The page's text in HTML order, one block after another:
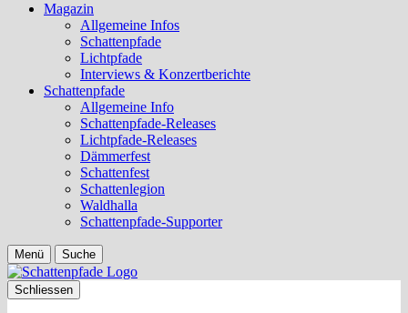
Magazin
Allgemeine Infos
Schattenpfade
Lichtpfade
Interviews & Konzertberichte
Schattenpfade
Allgemeine Info
Schattenpfade-Releases
Lichtpfade-Releases
Dämmerfest
Schattenfest
Schattenlegion
Waldhalla
Schattenpfade-Supporter
Menü Suche
Schliessen